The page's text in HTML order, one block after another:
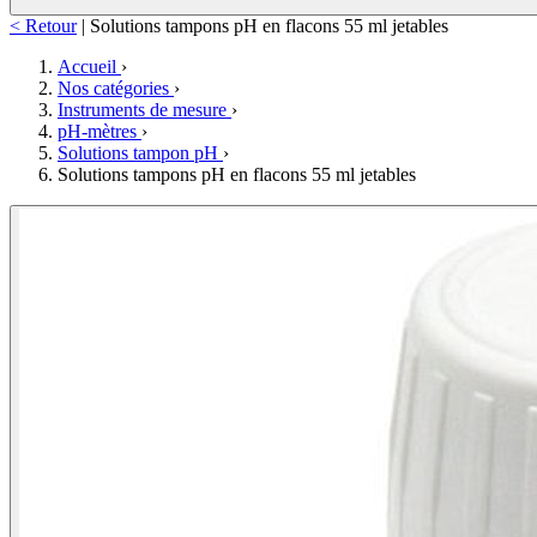
< Retour | Solutions tampons pH en flacons 55 ml jetables
Accueil ›
Nos catégories ›
Instruments de mesure ›
pH-mètres ›
Solutions tampon pH ›
Solutions tampons pH en flacons 55 ml jetables